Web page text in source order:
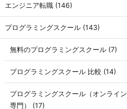
エンジニア転職 (146)
プログラミングスクール (143)
無料のプログラミングスクール (7)
プログラミングスクール 比較 (14)
プログラミングスクール（オンライン
専門） (17)